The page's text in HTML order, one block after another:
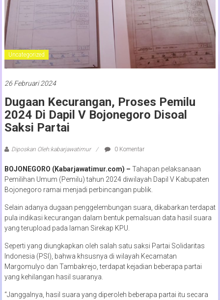
Timur
Uncategorized
26 Februari 2024
Dugaan Kecurangan, Proses Pemilu
2024 Di Dapil V Bojonegoro Disoal
Saksi Partai
Diposkan Oleh:kabarjawatimur 0 Komentar
BOJONEGORO (Kabarjawatimur.com) – Tahapan pelaksanaan
Pemilihan Umum (Pemilu) tahun 2024 diwilayah Dapil V Kabupaten
Bojonegoro ramai menjadi perbincangan publik.
Selain adanya dugaan penggelembungan suara, dikabarkan terdapat
pula indikasi kecurangan dalam bentuk pemalsuan data hasil suara
yang terupload pada laman Sirekap KPU.
Seperti yang diungkapkan oleh salah satu saksi Partai Solidaritas
Indonesia (PSI), bahwa khsusnya di wilayah Kecamatan
Margomulyo dan Tambakrejo, terdapat kejadian beberapa partai
yang kehilangan hasil suaranya.
“Janggalnya, hasil suara yang diperoleh beberapa partai itu secara